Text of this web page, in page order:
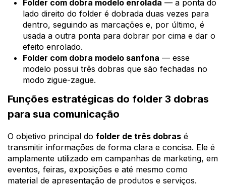
Folder com dobra modelo enrolada — a ponta do
lado direito do folder é dobrada duas vezes para
dentro, seguindo as marcações e, por último, é
usada a outra ponta para dobrar por cima e dar o
efeito enrolado.
Folder com dobra modelo sanfona — esse
modelo possui três dobras que são fechadas no
modo zigue-zague.
Funções estratégicas do folder 3 dobras
para sua comunicação
O objetivo principal do folder de três dobras é
transmitir informações de forma clara e concisa. Ele é
amplamente utilizado em campanhas de marketing, em
eventos, feiras, exposições e até mesmo como
material de apresentação de produtos e serviços.